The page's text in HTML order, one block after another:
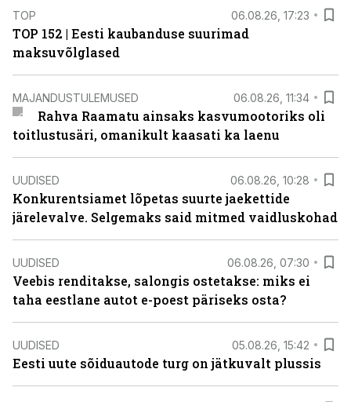
TOP 06.08.26, 17:23
TOP 152 | Eesti kaubanduse suurimad
maksuvõlglased
MAJANDUSTULEMUSED 06.08.26, 11:34
Rahva Raamatu ainsaks kasvumootoriks oli
toitlustusäri, omanikult kaasati ka laenu
UUDISED 06.08.26, 10:28
Konkurentsiamet lõpetas suurte jaekettide
järelevalve. Selgemaks said mitmed vaidluskohad
UUDISED 06.08.26, 07:30
Veebis renditakse, salongis ostetakse: miks ei
taha eestlane autot e-poest päriseks osta?
UUDISED 05.08.26, 15:42
Eesti uute sõiduautode turg on jätkuvalt plussis